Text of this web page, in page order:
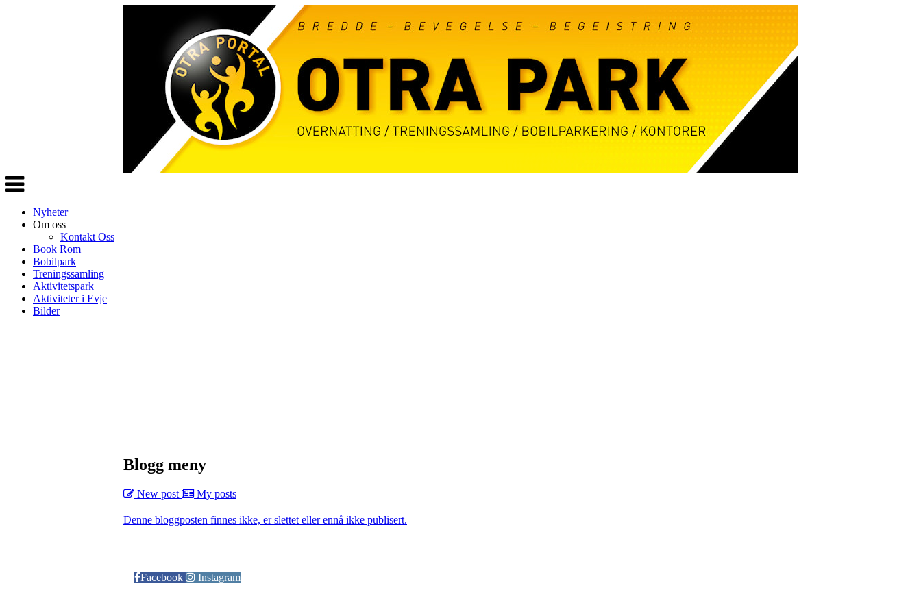
Veksle
navigasjon
Nyheter
Om oss
Kontakt Oss
Book Rom
Bobilpark
Treningssamling
Aktivitetspark
Aktiviteter i Evje
Bilder
Blogg meny
New post My posts
Denne bloggposten finnes ikke, er slettet eller ennå ikke publisert.
Facebook
Instagram